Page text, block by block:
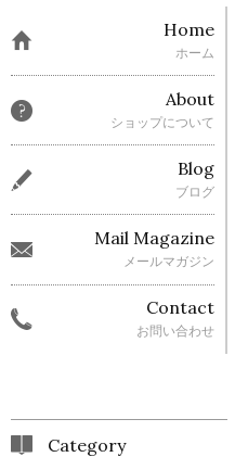
Home
ホーム
About
ショップについて
Blog
ブログ
Mail Magazine
メールマガジン
Contact
お問い合わせ
Category